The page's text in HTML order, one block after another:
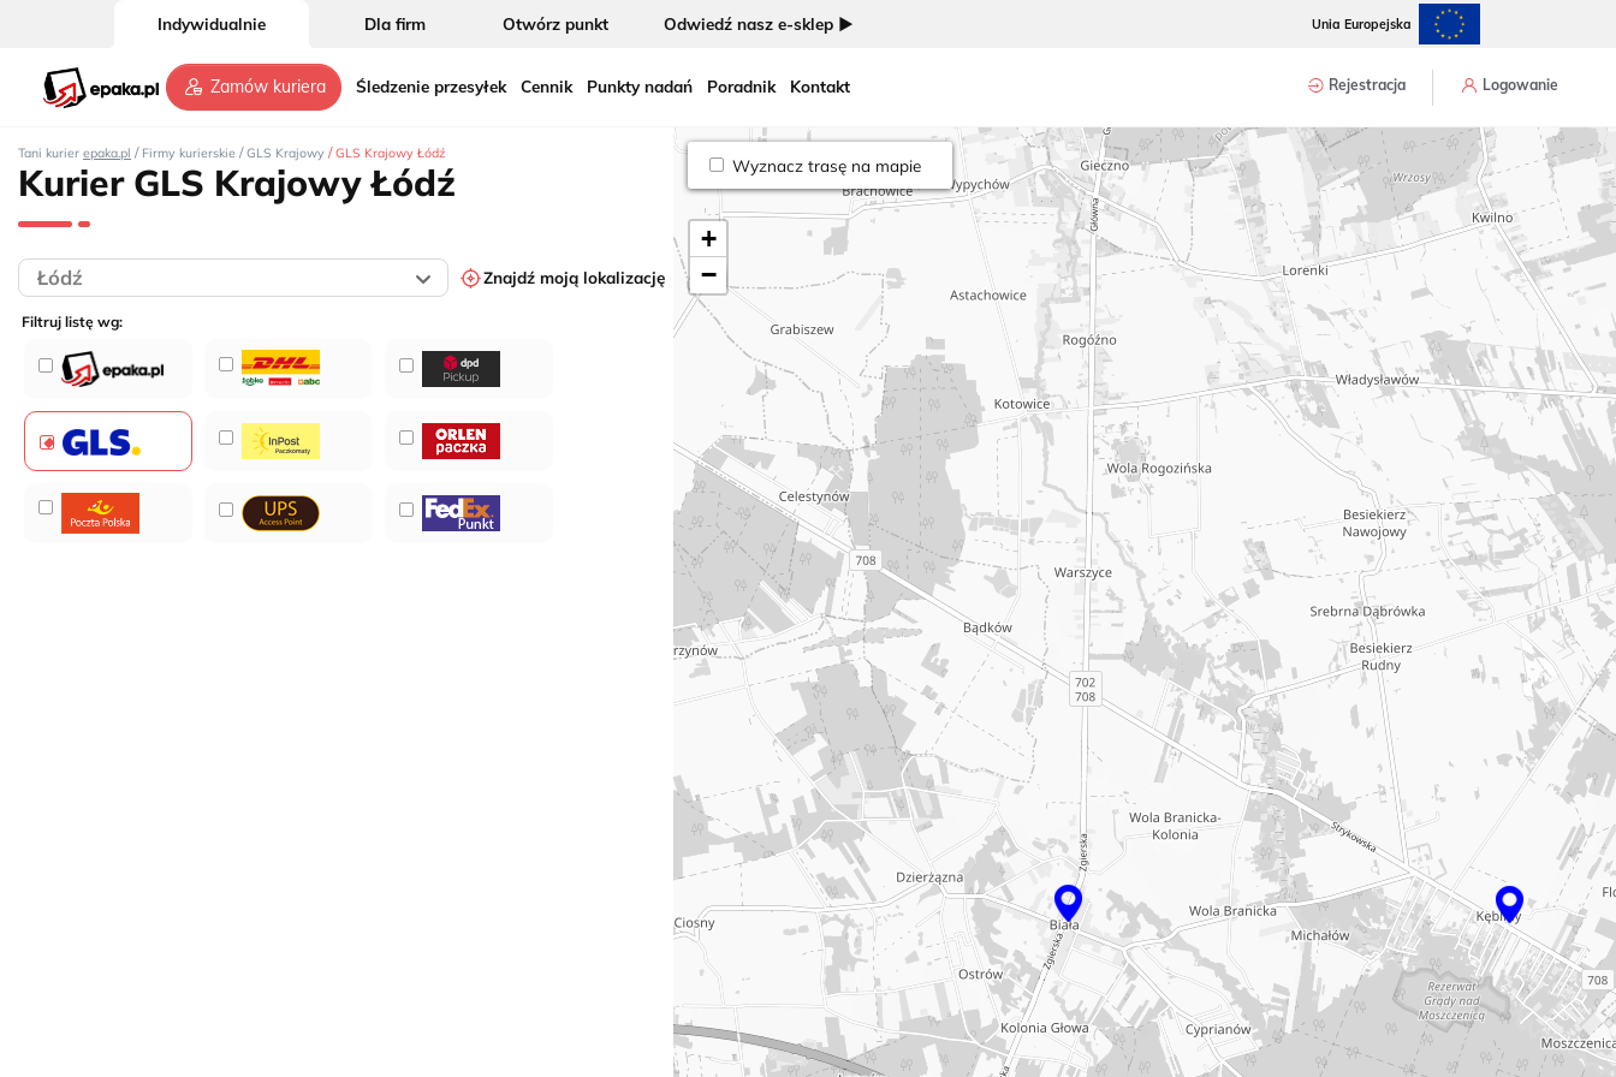
Indywidualnie Dla firm Otwórz punkt Odwiedź nasz e-sklep ► Unia Europejska
Zamów kuriera Śledzenie przesyłek Cennik Punkty nadań Poradnik Kontakt Rejestracja Logowanie
Tani kurier epaka.pl / Firmy kurierskie / GLS Krajowy / GLS Krajowy Łódź
Kurier GLS Krajowy Łódź
Znajdź moją lokalizację
Filtruj listę wg:
Wyznacz trasę na mapie
+
−